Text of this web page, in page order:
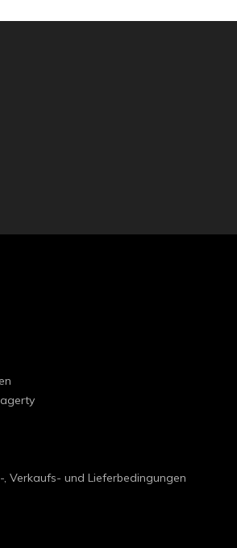
Verkaufs- und Lieferbedingungen